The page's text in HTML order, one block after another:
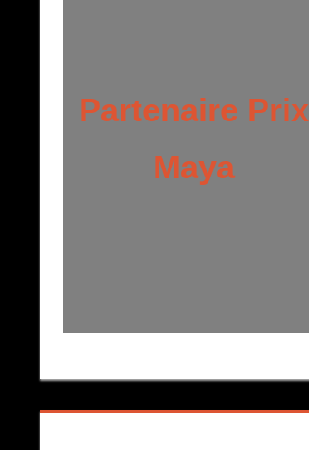
Partenaire Prix
Maya